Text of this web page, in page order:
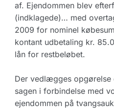
af. Ejendommen blev
(indklagede)… med
2009 for nominel
kontant udbetaling kr.
lån for restbeløbet.
Der vedlægges opgørelse
sagen i forbindelse med
ejendommen på